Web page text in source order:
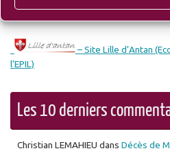
– Site Lille d’Antan
l’EPIL)
Les 10 derniers
Christian LEMAHIEU dans Décès de